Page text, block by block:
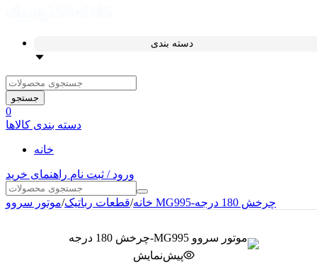
دسته بندی
جستجو
0
دسته بندی کالاها
خانه
ورود / ثبت نام راهنمای خرید
خانه/قطعات رباتیک/ موتور سروو MG995-چرخش 180 درجه
پیش‌نمایش